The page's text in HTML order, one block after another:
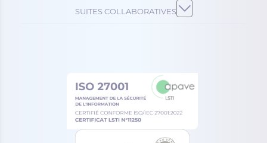
SUITES COLLABORATIVES